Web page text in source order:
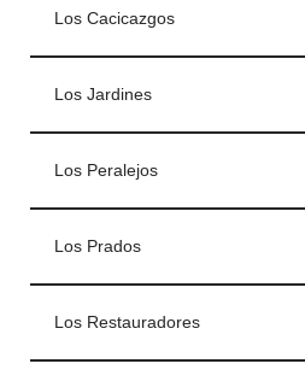
Los Cacicazgos
Los Jardines
Los Peralejos
Los Prados
Los Restauradores